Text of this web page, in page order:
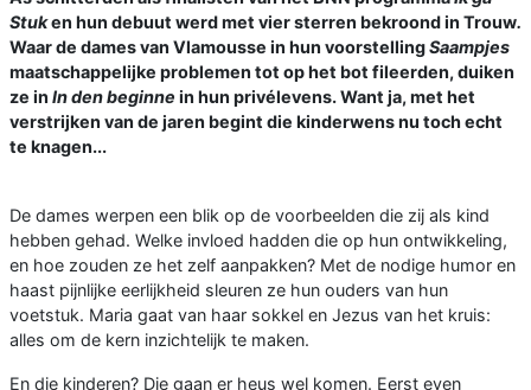
Stuken hun debuut werd met vier sterren bekroond in Trouw.
Waar de dames van Vlamousse in hun voorstellingSaampjes
maatschappelijke problemen tot op het bot fileerden, duiken
ze in In den beginne in hun privélevens. Want ja, met het
verstrijken van de jaren begint die kinderwens nu toch echt
te knagen...
De dames werpen een blik op de voorbeelden die zij als kind
hebben gehad. Welke invloed hadden die op hun ontwikkeling,
en hoe zouden ze het zelf aanpakken? Met de nodige humor en
haast pijnlijke eerlijkheid sleuren ze hun ouders van hun
voetstuk. Maria gaat van haar sokkel en Jezus van het kruis:
alles om de kern inzichtelijk te maken.
En die kinderen? Die gaan er heus wel komen. Eerst even